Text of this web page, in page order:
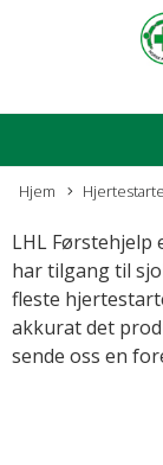
Hjem
LHL
har tilgang til
fleste
akkurat det
sende oss en